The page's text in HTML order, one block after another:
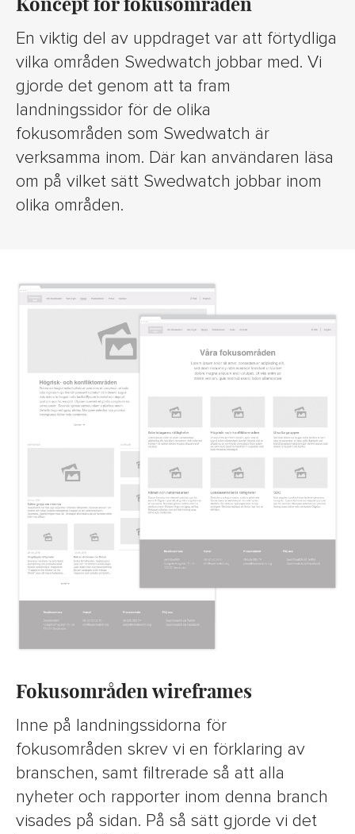
En viktig del av uppdraget var att förtydliga
vilka områden Swedwatch jobbar med. Vi
gjorde det genom att ta fram
landningssidor för de olika
fokusområden som Swedwatch är
verksamma inom. Där kan användaren läsa
om på vilket sätt Swedwatch jobbar inom
olika områden.
Fokusområden wireframes
Inne på landningssidorna för
fokusområden skrev vi en förklaring av
branschen, samt filtrerade så att alla
nyheter och rapporter inom denna branch
visades på sidan. På så sätt gjorde vi det